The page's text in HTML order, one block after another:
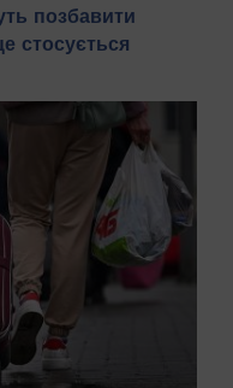
позбавити
стосується